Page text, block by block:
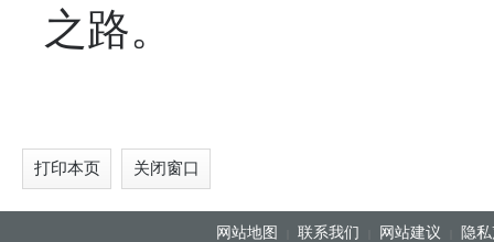
之路。
打印本页 关闭窗口
网站地图 联系我们 网站建议 隐